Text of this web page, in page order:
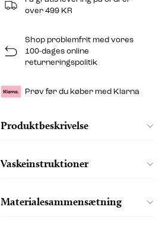
over 499 KR
Shop problemfrit med vores
100-dages online
returneringspolitik
Prøv før du køber med Klarna
Produktbeskrivelse
Vaskeinstruktioner
Materialesammensætning